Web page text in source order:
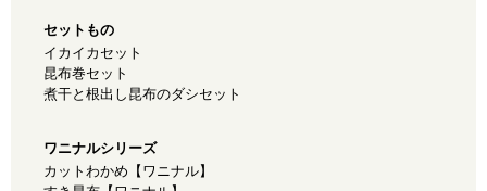
セットもの
イカイカセット
昆布巻セット
煮干と根出し昆布のダシセット
ワニナルシリーズ
カットわかめ【ワニナル】